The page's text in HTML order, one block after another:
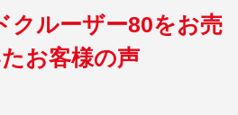
クルーザー80をお売
お客様の声